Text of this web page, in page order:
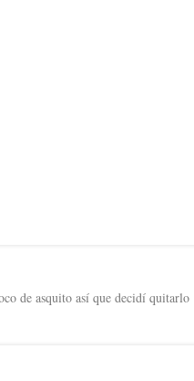
de asquito así que decidí quitarlo